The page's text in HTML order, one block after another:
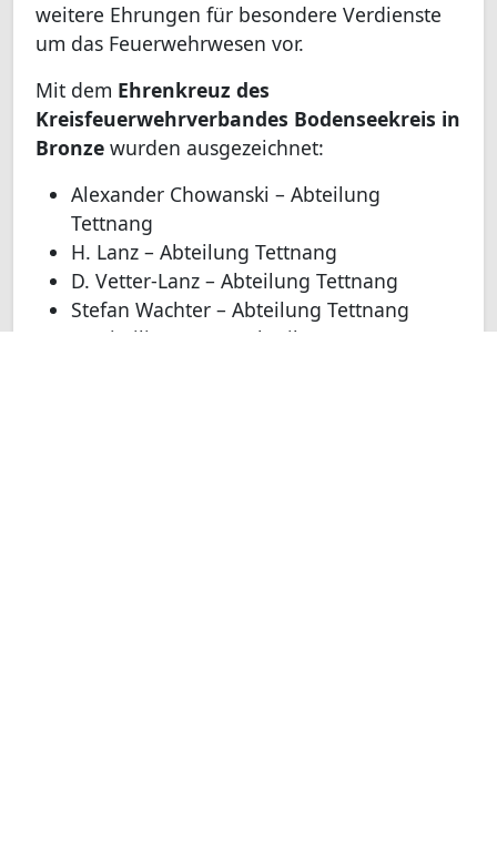
weitere Ehrungen für besondere Verdienste
um das Feuerwehrwesen vor.
Mit dem Ehrenkreuz des
Kreisfeuerwehrverbandes Bodenseekreis in
Bronze wurden ausgezeichnet:
Alexander Chowanski – Abteilung
Tettnang
H. Lanz – Abteilung Tettnang
D. Vetter-Lanz – Abteilung Tettnang
Stefan Wachter – Abteilung Tettnang
Maximilian Wust – Abteilung Tannau